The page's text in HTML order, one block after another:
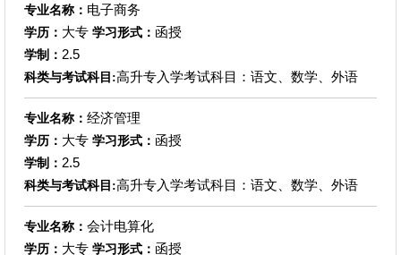
专业名称： 电子商务
学历： 大专 学习形式： 函授
学制： 2.5
科类与考试科目:高升专入学考试科目：语文、数学、外语
专业名称： 经济管理
学历： 大专 学习形式： 函授
学制： 2.5
科类与考试科目:高升专入学考试科目：语文、数学、外语
专业名称： 会计电算化
学历： 大专 学习形式： 函授